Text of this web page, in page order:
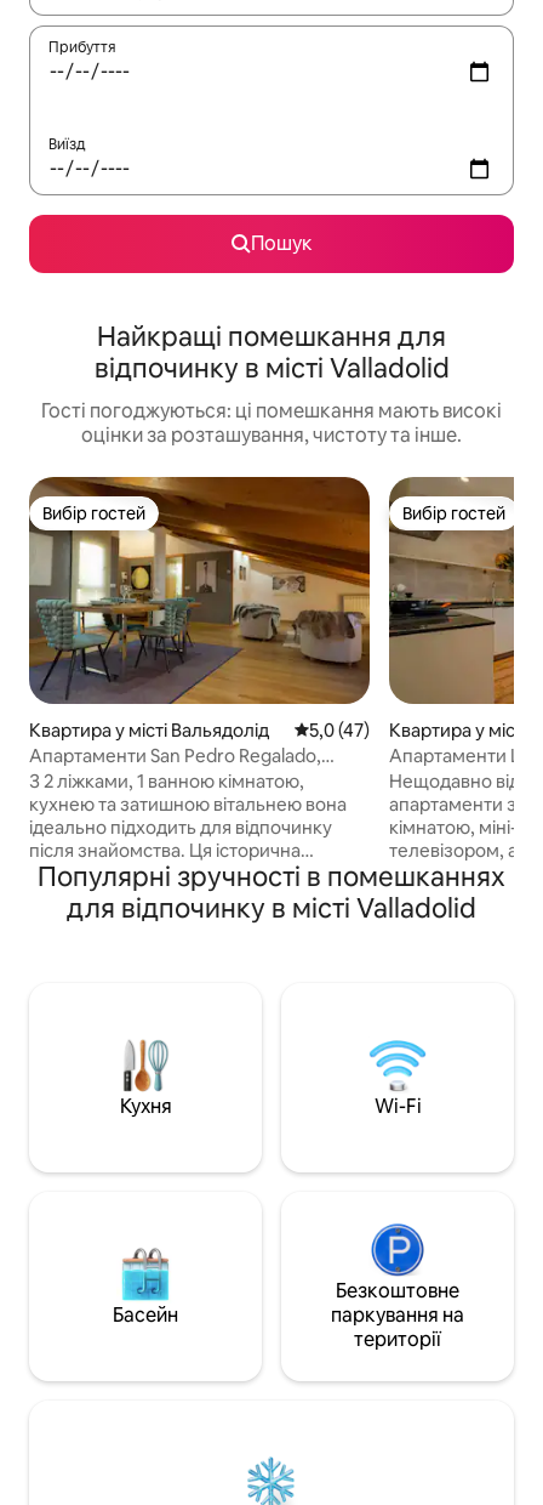
Прибуття
Виїзд
Пошук
Найкращі помешкання для
відпочинку в місті Valladolid
Гості погоджуються: ці помешкання мають високі
оцінки за розташування, чистоту та інше.
Вибір гостей
Вибір гостей
Квартира у місті Вальядолід Середня оцінка: 5,0 з 5,
5,0 (47)
Апартаменти San Pedro Regalado,
апартаменти з...
З 2 ліжками, 1 ванною кімнатою,
кухнею та затишною вітальнею вона
ідеально підходить для відпочинку
після знайомства. Ця історична
квартира поєднує в собі шарм
минулого з усіма сучасними
зручностями для незабутнього
улюблених страв і світла вітальня, яка
ідеально підходить для відпочинку
після дня знайомства з містом.
Завдяки високошвидкісному Wi-Fi та
сімей, груп друзів або бізнес-
Гості матимуть ексклюзивний доступ
до всіх помешкань, зокрема: -
простора та комфортна кімната для
спокійного відпочинку. - Одна
приготування улюблених страв. - і
рушники, простирадла, фен, аптечка,
гель, шампунь і все необхідне для
Вибір гостей
Вибір гостей
Квартира у місті
д
Апартаменти
апартаменти з...
Нещодавно
апартаменти з 1
кімнатою, міні-
телевізором,
опаленням, Wi-
на Пласа-Майор
доступом. У вас є незалежність
у Вальядоліді?
Скориставшись
проходить через
відвідайте його
символічних
знаменитій
де-Сан-Грегоріо
Національного
церква Ель-
Вальядоліда та
також багато
таких як
Популярні зручності в помешканнях
для відпочинку в місті Valladolid
Кухня Wi-Fi
Басейн
Безкоштовне
паркування на
території